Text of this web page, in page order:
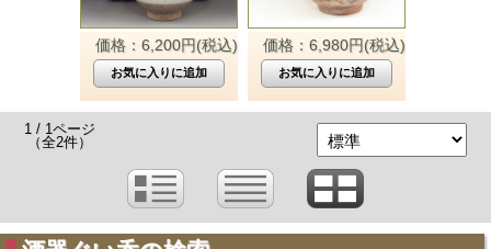
価格：6,200円(税込) 価格：6,980円(税込)
1 / 1ページ
（全2件）